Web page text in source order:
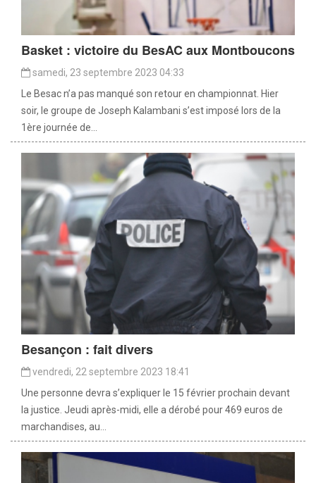
Basket : victoire du BesAC aux Montboucons
samedi, 23 septembre 2023 04:33
Le Besac n’a pas manqué son retour en championnat. Hier
soir, le groupe de Joseph Kalambani s’est imposé lors de la
1ère journée de...
Besançon : fait divers
vendredi, 22 septembre 2023 18:41
Une personne devra s’expliquer le 15 février prochain devant
la justice. Jeudi après-midi, elle a dérobé pour 469 euros de
marchandises, au...